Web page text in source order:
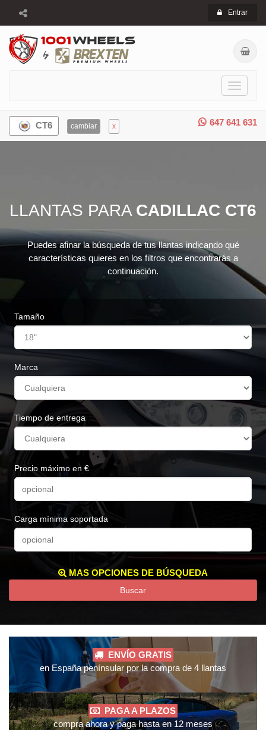
Entrar
Toggle
647 641 631
CT6 cambiar x
LLANTAS PARA CADILLAC CT6
Puedes afinar la búsqueda de tus llantas indicando qué
características quieres en los filtros que encontrarás a
continuación.
Tamaño
Marca
Tiempo de entrega
Precio máximo en €
Carga mínima soportada
MAS OPCIONES DE BÚSQUEDA
Buscar
ENVÍO GRATIS
en España penínsular por la compra de 4 llantas
PAGA A PLAZOS
compra ahora y paga hasta en 12 meses